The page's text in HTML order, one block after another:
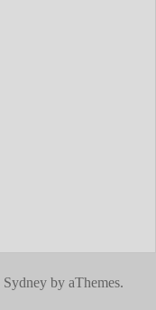
Sydney by aThemes.